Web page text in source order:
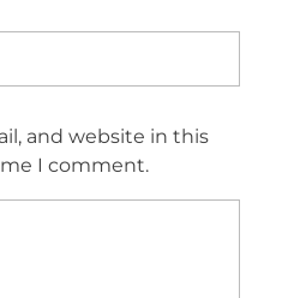
and website in this
I comment.